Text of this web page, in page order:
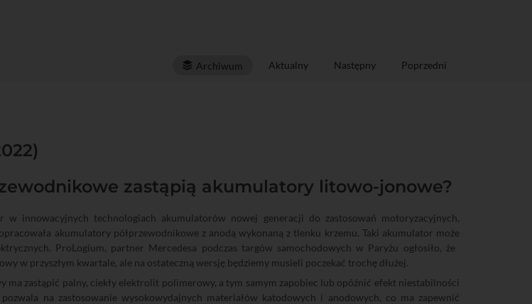
Archiwum Aktualny Następny Poprzedni
zastąpią akumulatory litowo-jonowe?
w innowacyjnych technologiach akumulatorów nowej generacji do zastosowań motoryzacyjnych,
akumulatory półprzewodnikowe z anodą wykonaną z tlenku krzemu. Taki akumulator może
ProLogium, partner Mercedesa podczas targów samochodowych w Paryżu ogłosiło, że
w przyszłym kwartale, ale na ostateczną wersję będziemy musieli poczekać trochę dłużej.
zastąpić palny, ciekły elektrolit polimerowy, a tym samym zapobiec lub opóźnić efekt niestabilności
na zastosowanie wysokowydajnych materiałów katodowych i anodowych, co ma zapewnić